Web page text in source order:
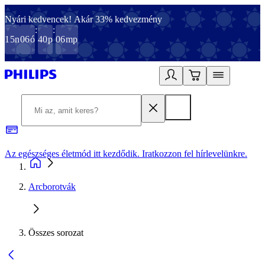
Nyári kedvencek! Akár 33% kedvezmény
15n06ó
:
40p
:
06mp
Az egészséges életmód itt kezdődik. Iratkozzon fel hírlevelünkre.
Arcborotvák
Összes sorozat